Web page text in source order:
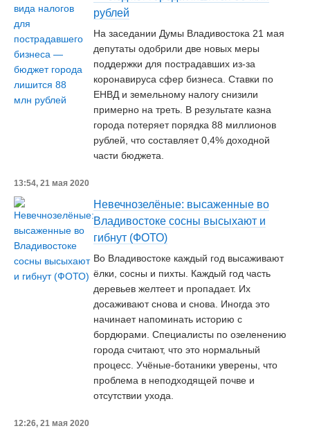
рублей
На заседании Думы Владивостока 21 мая
депутаты одобрили две новых меры
поддержки для пострадавших из-за
коронавируса сфер бизнеса. Ставки по
ЕНВД и земельному налогу снизили
примерно на треть. В результате казна
города потеряет порядка 88 миллионов
рублей, что составляет 0,4% доходной
части бюджета.
13:54, 21 мая 2020
Невечнозелёные: высаженные во
Владивостоке сосны высыхают и
гибнут (ФОТО)
Во Владивостоке каждый год высаживают
ёлки, сосны и пихты. Каждый год часть
деревьев желтеет и пропадает. Их
досаживают снова и снова. Иногда это
начинает напоминать историю с
бордюрами. Специалисты по озеленению
города считают, что это нормальный
процесс. Учёные-ботаники уверены, что
проблема в неподходящей почве и
отсутствии ухода.
12:26, 21 мая 2020